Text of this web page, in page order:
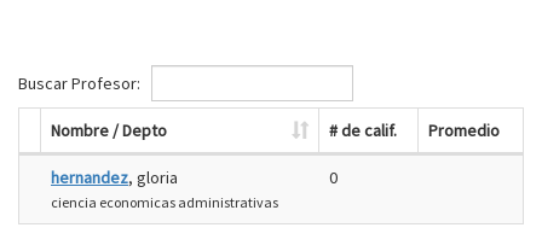
Buscar Profesor:
Nombre / Depto # de calif. Promedio
hernandez, gloria
ciencia economicas administrativas
0